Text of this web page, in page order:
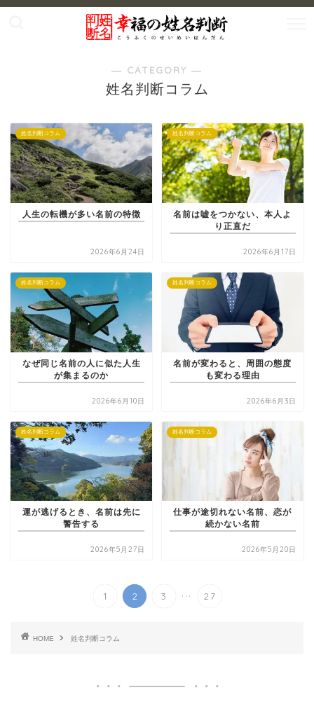
― CATEGORY ―
姓名判断コラム
姓名判断コラム
人生の転機が多い名前の特徴
2026年6月24日
姓名判断コラム
名前は嘘をつかない、本人よ
り正直だ
2026年6月17日
姓名判断コラム
なぜ同じ名前の人に似た人生
が集まるのか
2026年6月10日
姓名判断コラム
名前が変わると、周囲の態度
も変わる理由
2026年6月3日
姓名判断コラム
運が逃げるとき、名前は先に
警告する
2026年5月27日
姓名判断コラム
仕事が途切れない名前、恋が
続かない名前
2026年5月20日
1 2 3 ... 27
HOME 姓名判断コラム